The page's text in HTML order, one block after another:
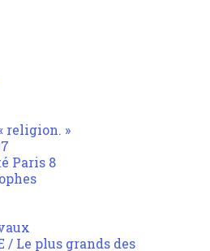
religion. »
Paris 8
/ Le plus grands des